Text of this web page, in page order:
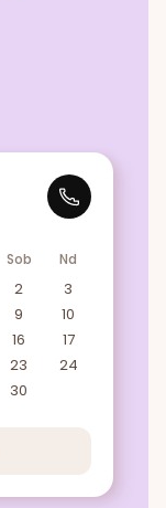
Sob Nd
2
3
9
10
16
17
23
24
30